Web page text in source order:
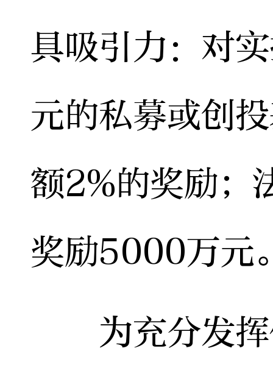
具吸引力：对
元的私募或创
额2%的奖励；
奖励5000万元
为充分发挥